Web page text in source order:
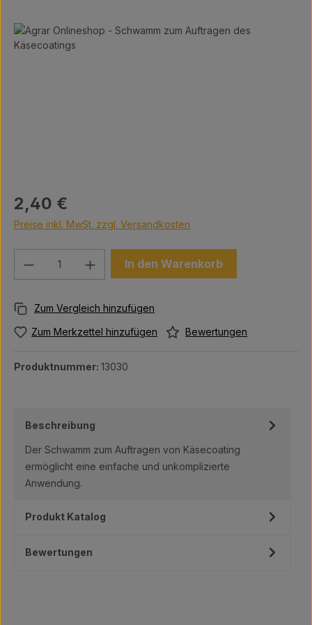
Bildergalerie überspringen
Regulärer Preis:
2,40 €
Preise inkl. MwSt. zzgl. Versandkosten
Produkt Anzahl: Gib den
In den Warenkorb
Zum Merkzettel hinzufügen Bewertungen
Produktnummer: 13030
Beschreibung
Der Schwamm zum Auftragen von Käsecoating
ermöglicht eine einfache und unkomplizierte
Anwendung.
Produkt Katalog
Bewertungen